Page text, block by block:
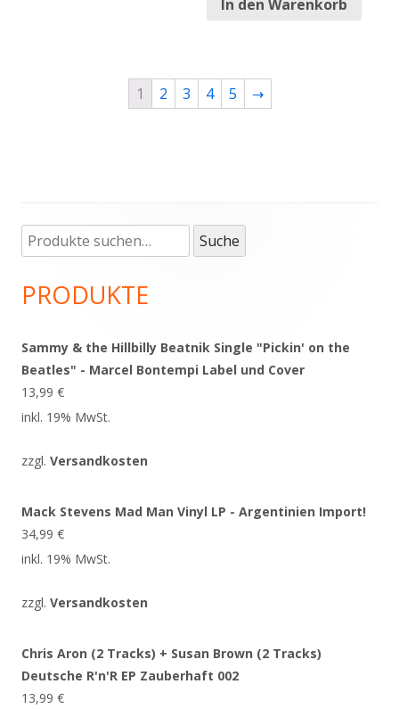
In den Warenkorb
1 2 3 4 5 →
Haupt-
Seitenleiste
Suche
nach:
Suche
PRODUKTE
Sammy & the Hillbilly Beatnik Single "Pickin' on the
Beatles" - Marcel Bontempi Label und Cover
13,99 €
inkl. 19% MwSt.
zzgl. Versandkosten
Mack Stevens Mad Man Vinyl LP - Argentinien Import!
34,99 €
inkl. 19% MwSt.
zzgl. Versandkosten
Chris Aron (2 Tracks) + Susan Brown (2 Tracks)
Deutsche R'n'R EP Zauberhaft 002
13,99 €